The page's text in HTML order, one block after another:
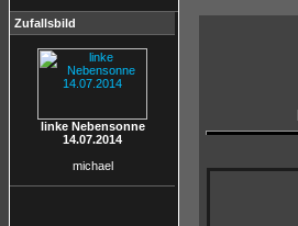
Zufallsbild
linke Nebensonne
14.07.2014
michael